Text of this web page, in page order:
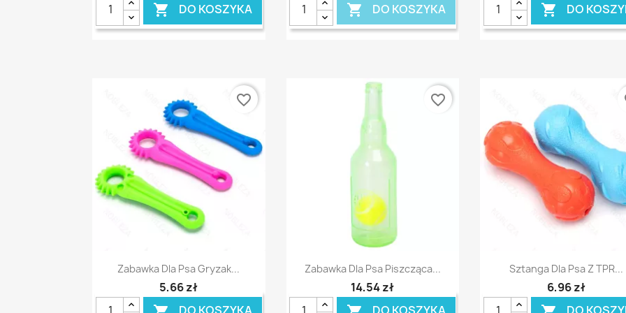
 DO KOSZYKA  DO KOSZYKA  DO
Szybki podgląd
Zabawka Dla Psa Gryzak...
5,66 zł
favorite_border
Szybki podgląd
Zabawka Dla Psa Piszcząca...
14,54 zł
favorite_border
Szybki podgląd
Sztanga Dla Psa Z TPR...
6,96 zł